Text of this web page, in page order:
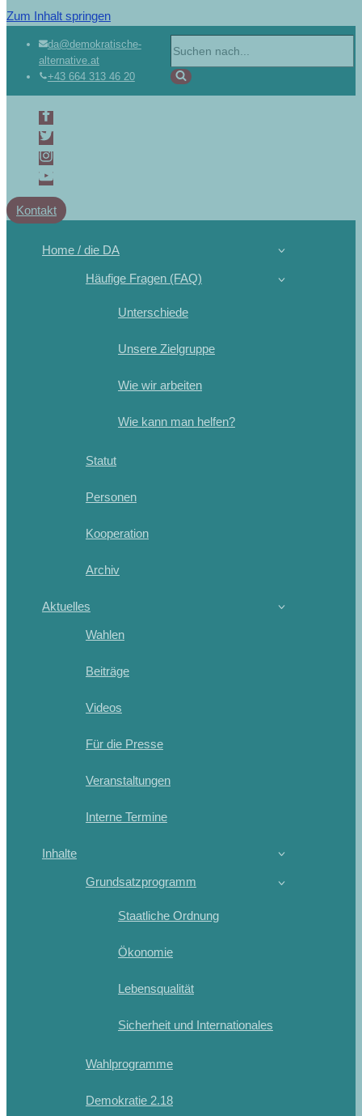
Zum Inhalt springen
da@demokratische-
alternative.at
+43 664 313 46 20
Kontakt
Home / die DA
Häufige Fragen (FAQ)
Unterschiede
Unsere Zielgruppe
Wie wir arbeiten
Wie kann man helfen?
Statut
Personen
Kooperation
Archiv
Aktuelles
Wahlen
Beiträge
Videos
Für die Presse
Veranstaltungen
Interne Termine
Inhalte
Grundsatzprogramm
Staatliche Ordnung
Ökonomie
Lebensqualität
Sicherheit und Internationales
Wahlprogramme
Demokratie 2.18